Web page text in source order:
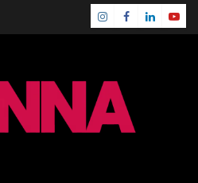
Instagram
Facebook
Linkedin